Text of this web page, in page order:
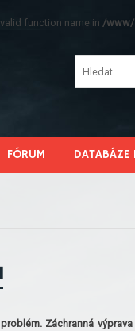
function name in /
FÓRUM DATABÁZE
Záchranná výprava